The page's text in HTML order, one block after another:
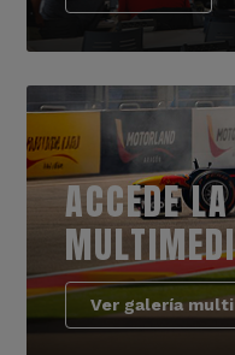
ACCEDE
Ver galería